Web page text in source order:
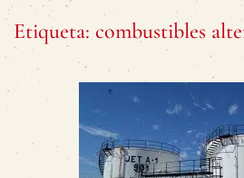
Etiqueta: combustibles